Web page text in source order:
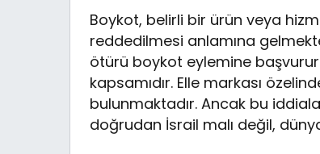
Boykot, belirli bir ürün veya
reddedilmesi anlamına
ötürü boykot eylemine
kapsamıdır. Elle markası
bulunmaktadır. Ancak bu
doğrudan İsrail malı değil,